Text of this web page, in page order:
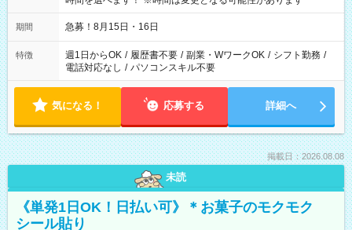
期間 急募！8月15日・16日
特徴 週1日からOK / 履歴書不要 / 副業・WワークOK / シフト勤務 /
電話対応なし / パソコンスキル不要
気になる！ 応募する 詳細へ
掲載日：2026.08.08
未読
《単発1日OK！日払い可》＊お菓子のモクモク
シール貼り